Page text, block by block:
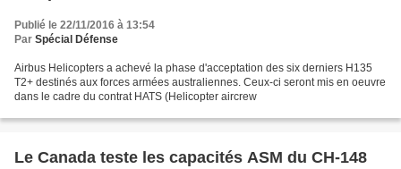
Publié le 22/11/2016 à 13:54
Par Spécial Défense
Airbus Helicopters a achevé la phase d'acceptation des six derniers H135
T2+ destinés aux forces armées australiennes. Ceux-ci seront mis en oeuvre
dans le cadre du contrat HATS (Helicopter aircrew
Le Canada teste les capacités ASM du CH-148